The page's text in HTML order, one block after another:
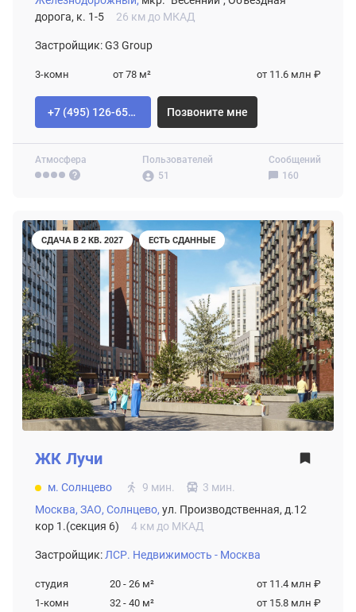
Атмосфера
Пользователей
51
Сообщений
160
дорога, к. 1-5
26 км до МКАД
Застройщик: G3 Group
3-комн от 78 м² от 11.6 млн ₽
+7 (495) 126-65-04 Позвоните мне
СДАЧА В 2 КВ. 2027 ЕСТЬ СДАННЫЕ
ЖК Лучи
м. Солнцево 9 мин.
3 мин.
Москва, ЗАО, Солнцево, ул. Производственная, д.12
кор 1.(секция 6)
4 км до МКАД
Застройщик: ЛСР. Недвижимость - Москва
студия 20 - 26 м²
от 11.4 млн ₽
1-комн
32 - 40 м²
от 15.8 млн ₽